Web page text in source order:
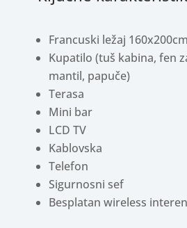
Francuski ležaj 160x200cm
Kupatilo (tuš kabina, fen
mantil, papuče)
Terasa
Mini bar
LCD TV
Kablovska
Telefon
Sigurnosni sef
Besplatan wireless